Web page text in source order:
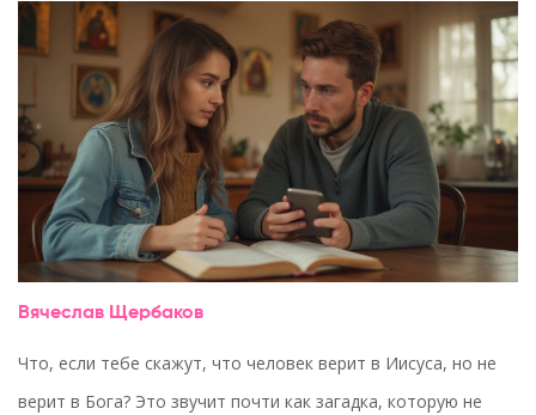
Вячеслав Щербаков
Что, если тебе скажут, что человек верит в Иисуса, но не
верит в Бога? Это звучит почти как загадка, которую не